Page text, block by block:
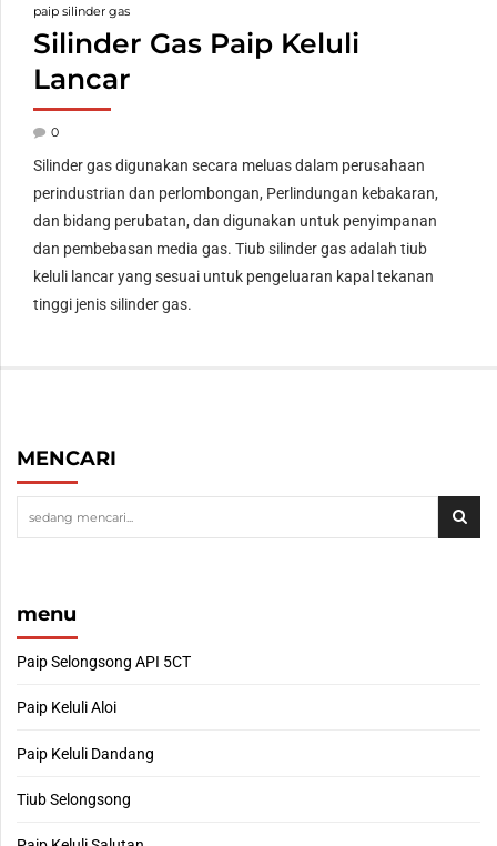
paip silinder gas
Silinder Gas Paip Keluli
Lancar
0
Silinder gas digunakan secara meluas dalam perusahaan
perindustrian dan perlombongan, Perlindungan kebakaran,
dan bidang perubatan, dan digunakan untuk penyimpanan
dan pembebasan media gas. Tiub silinder gas adalah tiub
keluli lancar yang sesuai untuk pengeluaran kapal tekanan
tinggi jenis silinder gas.
MENCARI
menu
Paip Selongsong API 5CT
Paip Keluli Aloi
Paip Keluli Dandang
Tiub Selongsong